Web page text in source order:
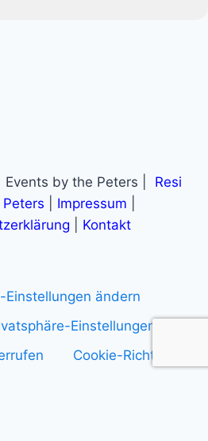
by the Peters |
Resi
Impressum
Kontakt
Einstellungen ändern
Einstellungen
Cookie-Richtlinie